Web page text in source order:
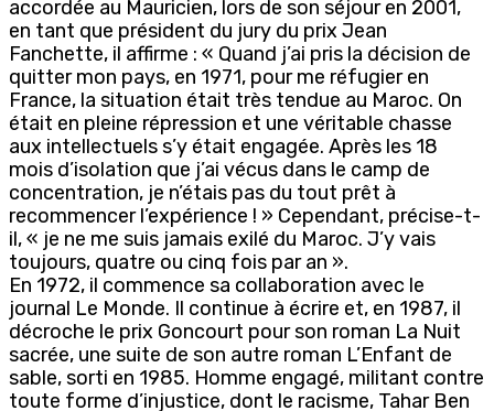
accordée au Mauricien, lors de son séjour en 2001,
en tant que président du jury du prix Jean
Fanchette, il affirme : « Quand j’ai pris la décision de
quitter mon pays, en 1971, pour me réfugier en
France, la situation était très tendue au Maroc. On
était en pleine répression et une véritable chasse
aux intellectuels s’y était engagée. Après les 18
mois d’isolation que j’ai vécus dans le camp de
concentration, je n’étais pas du tout prêt à
recommencer l’expérience ! » Cependant, précise-t-
il, « je ne me suis jamais exilé du Maroc. J’y vais
toujours, quatre ou cinq fois par an ».
En 1972, il commence sa collaboration avec le
journal Le Monde. Il continue à écrire et, en 1987, il
décroche le prix Goncourt pour son roman La Nuit
sacrée, une suite de son autre roman L’Enfant de
sable, sorti en 1985. Homme engagé, militant contre
toute forme d’injustice, dont le racisme, Tahar Ben